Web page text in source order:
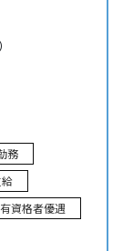
務
有資格者優遇